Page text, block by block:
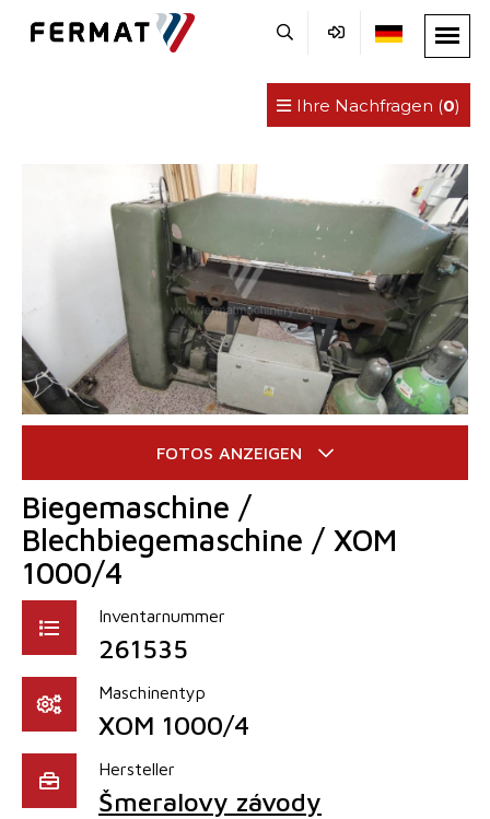
Ihre Nachfragen (0)
Biegemaschine /
Blechbiegemaschine / XOM
1000/4
Inventarnummer
261535
Maschinentyp
XOM 1000/4
Hersteller
Šmeralovy závody